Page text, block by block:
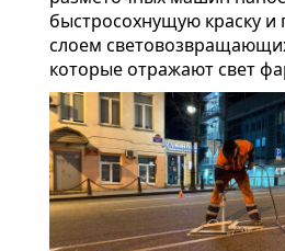
быстросохнущую краску
слоем
которые отражают свет